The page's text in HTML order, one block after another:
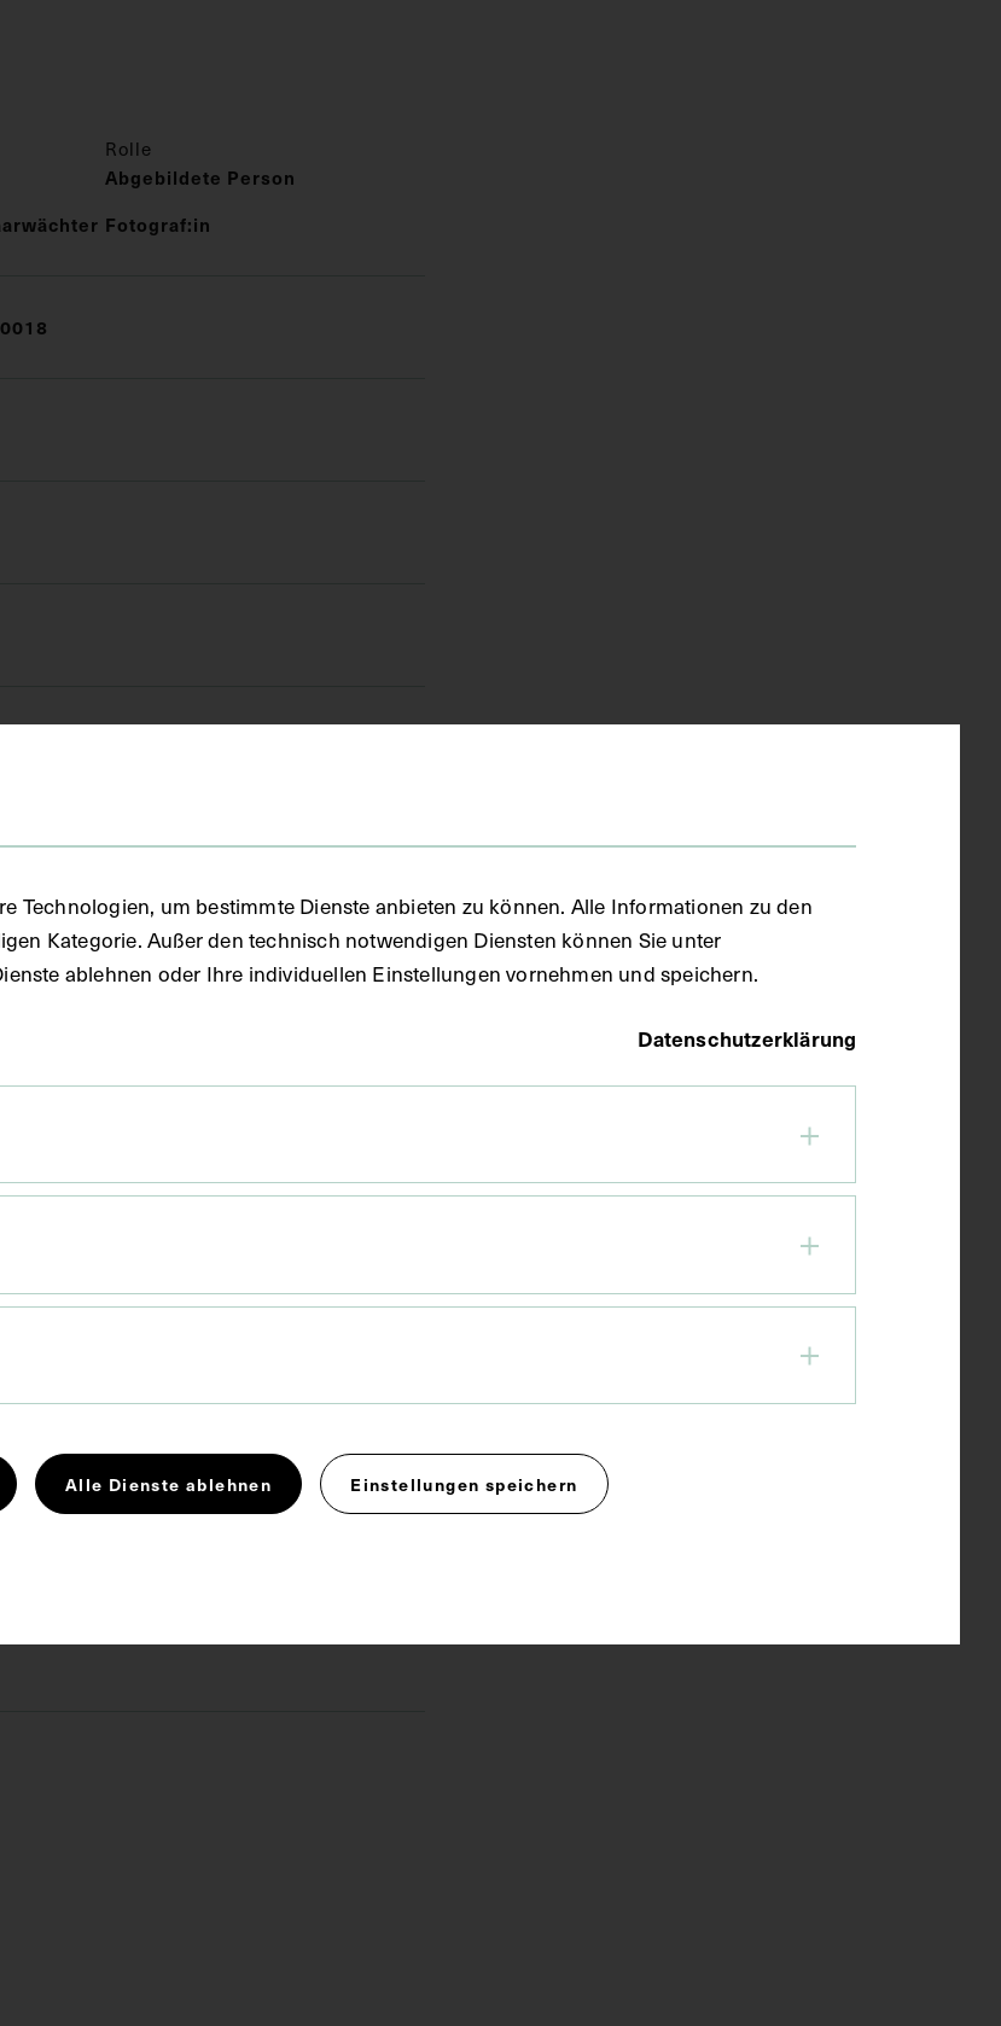
Rolle
Abgebildete Person
Fotograf:in
Innere Medizin
Technologien, um bestimmte Dienste anbieten zu können. Alle Informationen zu den
Kategorie. Außer den technisch notwendigen Diensten können Sie unter
ablehnen oder Ihre individuellen Einstellungen vornehmen und speichern.
Datenschutzerklärung
Alle Dienste ablehnen Einstellungen speichern